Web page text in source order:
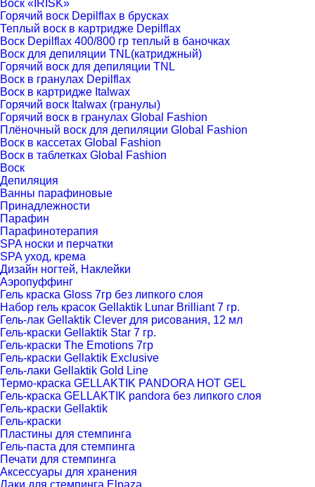
Воск «IRISK»
Горячий воск Depilflax в брусках
Теплый воск в картридже Depilflax
Воск Depilflax 400/800 гр теплый в баночках
Воск для депиляции TNL(катриджный)
Горячий воск для депиляции TNL
Воск в гранулах Depilflax
Воск в картридже Italwax
Горячий воск Italwax (гранулы)
Горячий воск в гранулах Global Fashion
Плёночный воск для депиляции Global Fashion
Воск в каcсетах Global Fashion
Воск в таблетках Global Fashion
Воск
Депиляция
Ванны парафиновые
Принадлежности
Парафин
Парафинотерапия
SPA носки и перчатки
SPA уход, крема
Дизайн ногтей, Наклейки
Аэропуффинг
Гель краска Gloss 7гр без липкого слоя
Набор гель красок Gellaktik Lunar Brilliant 7 гр.
Гель-лак Gellaktik Clever для рисования, 12 мл
Гель-краски Gellaktik Star 7 гр.
Гель-краски The Emotions 7гр
Гель-краски Gellaktik Exclusive
Гель-лаки Gellaktik Gold Line
Термо-краска GELLAKTIK PANDORA HOT GEL
Гель-краска GELLAKTIK pandora без липкого слоя
Гель-краски Gellaktik
Гель-краски
Пластины для стемпинга
Гель-паста для стемпинга
Печати для стемпинга
Аксессуары для хранения
Лаки для стемпинга Elpaza